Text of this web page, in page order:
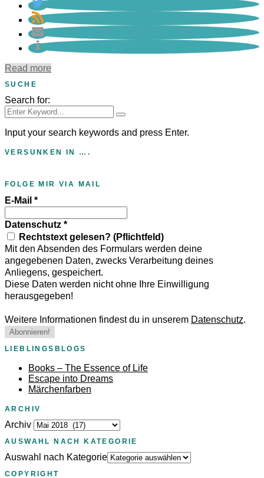
Read more
SUCHE
Search for:
Input your search keywords and press Enter.
VERSUNKEN IN ….
FOLGE MIR VIA MAIL
E-Mail *
Datenschutz *
Rechtstext gelesen? (Pflichtfeld)
Mit den Absenden des Formulars werden deine
angegebenen Daten, zwecks Verarbeitung deines
Anliegens, gespeichert.
Diese Daten werden nicht ohne Ihre Einwilligung
herausgegeben!
Weitere Informationen findest du in unserem Datenschutz.
LIEBLINGSBLOGS
Books – The Essence of Life
Escape into Dreams
Märchenfarben
ARCHIV
Archiv
AUSWAHL NACH KATEGORIE
Auswahl nach Kategorie
COPYRIGHT